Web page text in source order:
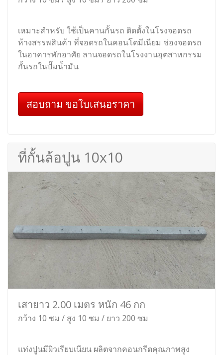
เหมาะสำหรับ ใช้เป็นคานกั้นรถ ติดตั้งในโรงจอดรถ
ห้างสรรพสินค้า ที่จอดรถในคอนโดมีเนียม ช่องจอดรถ
ในอาคารพักอาศัย ลานจอดรถในโรงงานอุตสาหกรรม
กั้นรถในปั๊มน้ำมัน
สอบถาม ขอใบเสนอราคา
ที่กั้นล้อปูน 10x10
เสายาว 2.00 เมตร หนัก 46 กก
กว้าง 10 ซม / สูง 10 ซม / ยาว 200 ซม
แท่งปูนมีผิวเรียบเนียน ผลิตจากคอนกรีตคุณภาพสูง